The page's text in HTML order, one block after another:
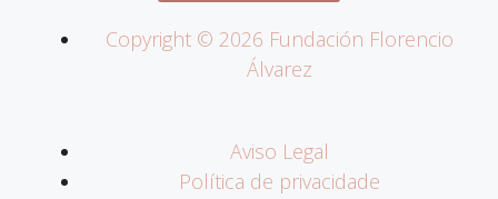
Copyright © 2026 Fundación Florencio
Álvarez
Aviso Legal
Política de privacidade